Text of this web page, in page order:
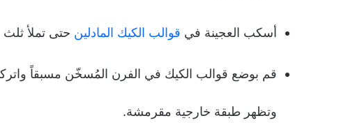
أسكب العجينة في قوالب الكيك المادلين حتى تملأ ثلث
وتظهر طبقة خارجية مقرمشة.